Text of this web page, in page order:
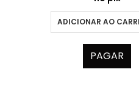
ADICIONAR AO
PAGAR